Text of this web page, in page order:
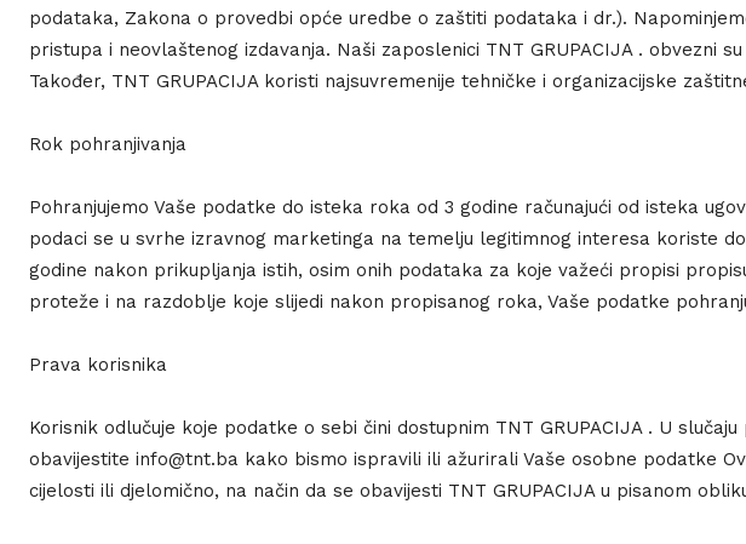
podataka, Zakona o provedbi opće uredbe o zaštiti podataka i dr.).
pristupa i neovlaštenog izdavanja. Naši zaposlenici TNT GRUPACIJA . obvezni
Također, TNT GRUPACIJA koristi najsuvremenije tehničke i organizacijske
Rok pohranjivanja
Pohranjujemo Vaše podatke do isteka roka od 3 godine računajući od isteka
podaci se u svrhe izravnog marketinga na temelju legitimnog interesa koriste
godine nakon prikupljanja istih, osim onih podataka za koje važeći propisi
proteže i na razdoblje koje slijedi nakon propisanog roka, Vaše podatke
Prava korisnika
Korisnik odlučuje koje podatke o sebi čini dostupnim TNT GRUPACIJA . U
obavijestite info@tnt.ba kako bismo ispravili ili ažurirali Vaše osobne podatke
cijelosti ili djelomično, na način da se obavijesti TNT GRUPACIJA u pisanom